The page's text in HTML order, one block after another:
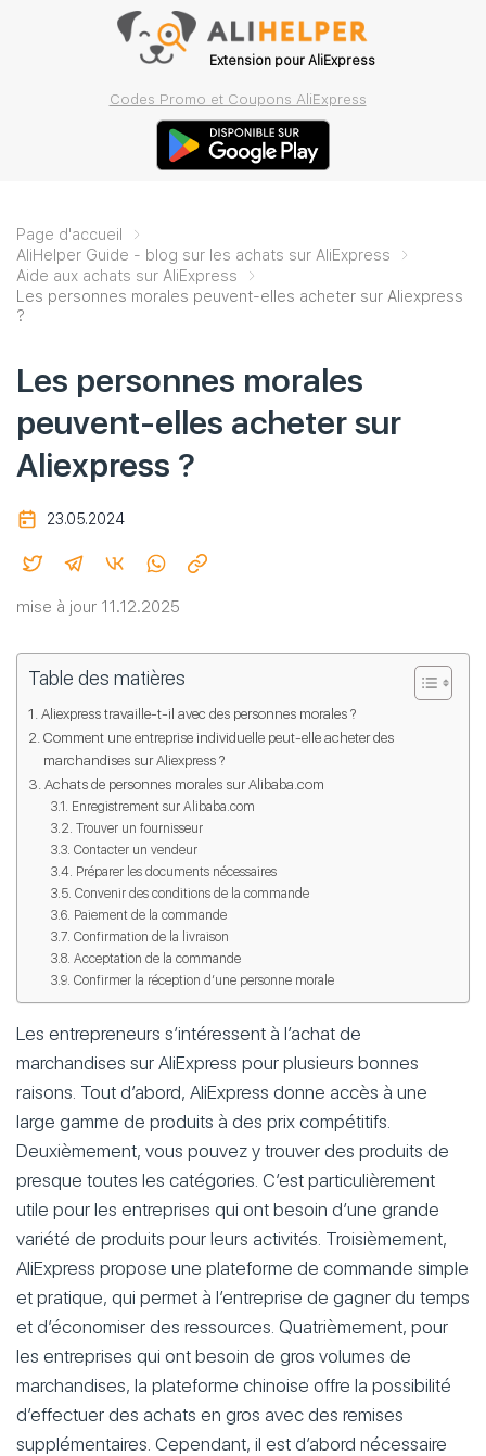
Extension pour AliExpress
Codes Promo et Coupons AliExpress
Page d'accueil
AliHelper Guide - blog sur les achats sur AliExpress
Aide aux achats sur AliExpress
Les personnes morales peuvent-elles acheter sur Aliexpress
?
Les personnes morales
peuvent-elles acheter sur
Aliexpress ?
23.05.2024
mise à jour 11.12.2025
Table des matières
Aliexpress travaille-t-il avec des personnes morales ?
Comment une entreprise individuelle peut-elle acheter des
marchandises sur Aliexpress ?
Achats de personnes morales sur Alibaba.com
Enregistrement sur Alibaba.com
Trouver un fournisseur
Contacter un vendeur
Préparer les documents nécessaires
Convenir des conditions de la commande
Paiement de la commande
Confirmation de la livraison
Acceptation de la commande
Confirmer la réception d’une personne morale
Les entrepreneurs s’intéressent à l’achat de
marchandises sur AliExpress pour plusieurs bonnes
raisons. Tout d’abord, AliExpress donne accès à une
large gamme de produits à des prix compétitifs.
Deuxièmement, vous pouvez y trouver des produits de
presque toutes les catégories. C’est particulièrement
utile pour les entreprises qui ont besoin d’une grande
variété de produits pour leurs activités. Troisièmement,
AliExpress propose une plateforme de commande simple
et pratique, qui permet à l’entreprise de gagner du temps
et d’économiser des ressources. Quatrièmement, pour
les entreprises qui ont besoin de gros volumes de
marchandises, la plateforme chinoise offre la possibilité
d’effectuer des achats en gros avec des remises
supplémentaires. Cependant, il est d’abord nécessaire